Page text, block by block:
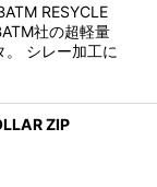
RESYCLE
社の超軽量
シレー加工に
ZIP